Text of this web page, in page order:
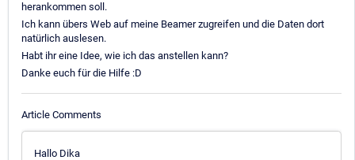
herankommen soll.
Ich kann übers Web auf meine Beamer zugreifen und die Daten dort
natürlich auslesen.
Habt ihr eine Idee, wie ich das anstellen kann?
Danke euch für die Hilfe :D
Article Comments
Hallo Dika